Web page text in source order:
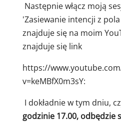
Następnie włącz moją
'Zasiewanie intencji z
znajduje się na moim
znajduje się link
https://
v=keMBfX0m3sY:
I dokładnie w tym dniu,
godzinie 17.00, odbędzie